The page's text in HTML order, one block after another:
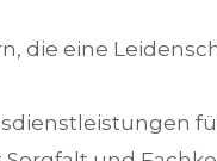
die eine